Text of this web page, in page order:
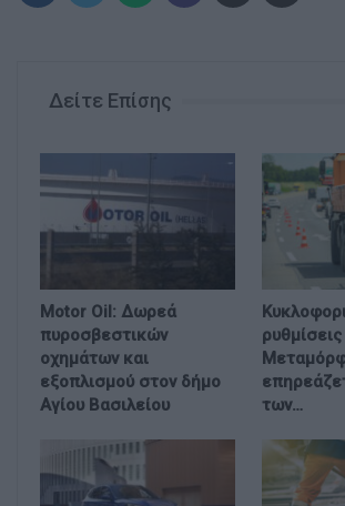
Δείτε Επίσης
Motor Oil: Δωρεά
πυροσβεστικών
οχημάτων και
εξοπλισμού στον δήμο
Αγίου Βασιλείου
των…